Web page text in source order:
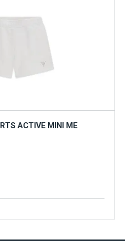
ACTIVE MINI ME